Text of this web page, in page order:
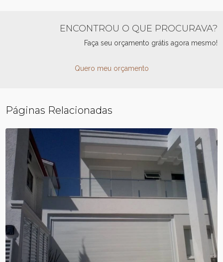
ENCONTROU O QUE PROCURAVA?
Faça seu orçamento grátis agora mesmo!
Quero meu orçamento
Páginas Relacionadas